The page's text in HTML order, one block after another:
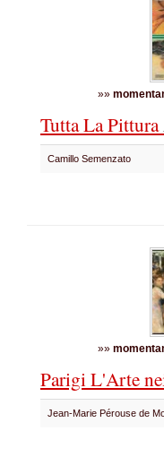
»»
Tutta La Pittura
Camillo Semenzato
»»
Parigi L'Arte
Jean-Marie Pérouse de